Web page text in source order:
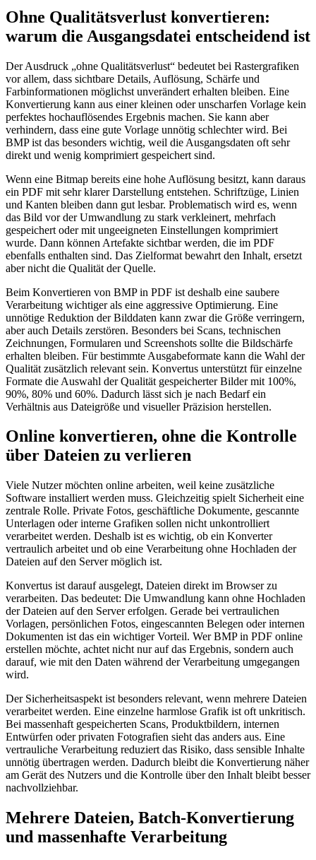
Ohne Qualitätsverlust konvertieren:
warum die Ausgangsdatei entscheidend ist
Der Ausdruck „ohne Qualitätsverlust“ bedeutet bei Rastergrafiken
vor allem, dass sichtbare Details, Auflösung, Schärfe und
Farbinformationen möglichst unverändert erhalten bleiben. Eine
Konvertierung kann aus einer kleinen oder unscharfen Vorlage kein
perfektes hochauflösendes Ergebnis machen. Sie kann aber
verhindern, dass eine gute Vorlage unnötig schlechter wird. Bei
BMP ist das besonders wichtig, weil die Ausgangsdaten oft sehr
direkt und wenig komprimiert gespeichert sind.
Wenn eine Bitmap bereits eine hohe Auflösung besitzt, kann daraus
ein PDF mit sehr klarer Darstellung entstehen. Schriftzüge, Linien
und Kanten bleiben dann gut lesbar. Problematisch wird es, wenn
das Bild vor der Umwandlung zu stark verkleinert, mehrfach
gespeichert oder mit ungeeigneten Einstellungen komprimiert
wurde. Dann können Artefakte sichtbar werden, die im PDF
ebenfalls enthalten sind. Das Zielformat bewahrt den Inhalt, ersetzt
aber nicht die Qualität der Quelle.
Beim Konvertieren von BMP in PDF ist deshalb eine saubere
Verarbeitung wichtiger als eine aggressive Optimierung. Eine
unnötige Reduktion der Bilddaten kann zwar die Größe verringern,
aber auch Details zerstören. Besonders bei Scans, technischen
Zeichnungen, Formularen und Screenshots sollte die Bildschärfe
erhalten bleiben. Für bestimmte Ausgabeformate kann die Wahl der
Qualität zusätzlich relevant sein. Konvertus unterstützt für einzelne
Formate die Auswahl der Qualität gespeicherter Bilder mit 100%,
90%, 80% und 60%. Dadurch lässt sich je nach Bedarf ein
Verhältnis aus Dateigröße und visueller Präzision herstellen.
Online konvertieren, ohne die Kontrolle
über Dateien zu verlieren
Viele Nutzer möchten online arbeiten, weil keine zusätzliche
Software installiert werden muss. Gleichzeitig spielt Sicherheit eine
zentrale Rolle. Private Fotos, geschäftliche Dokumente, gescannte
Unterlagen oder interne Grafiken sollen nicht unkontrolliert
verarbeitet werden. Deshalb ist es wichtig, ob ein Konverter
vertraulich arbeitet und ob eine Verarbeitung ohne Hochladen der
Dateien auf den Server möglich ist.
Konvertus ist darauf ausgelegt, Dateien direkt im Browser zu
verarbeiten. Das bedeutet: Die Umwandlung kann ohne Hochladen
der Dateien auf den Server erfolgen. Gerade bei vertraulichen
Vorlagen, persönlichen Fotos, eingescannten Belegen oder internen
Dokumenten ist das ein wichtiger Vorteil. Wer BMP in PDF online
erstellen möchte, achtet nicht nur auf das Ergebnis, sondern auch
darauf, wie mit den Daten während der Verarbeitung umgegangen
wird.
Der Sicherheitsaspekt ist besonders relevant, wenn mehrere Dateien
verarbeitet werden. Eine einzelne harmlose Grafik ist oft unkritisch.
Bei massenhaft gespeicherten Scans, Produktbildern, internen
Entwürfen oder privaten Fotografien sieht das anders aus. Eine
vertrauliche Verarbeitung reduziert das Risiko, dass sensible Inhalte
unnötig übertragen werden. Dadurch bleibt die Konvertierung näher
am Gerät des Nutzers und die Kontrolle über den Inhalt bleibt besser
nachvollziehbar.
Mehrere Dateien, Batch-Konvertierung
und massenhafte Verarbeitung